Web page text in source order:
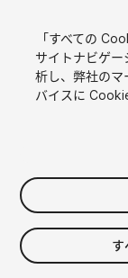
$15
消費税は決済時に計
「すべての
サイトナビゲ
析し、弊社のマ
バイスに